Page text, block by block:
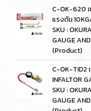
C-OK-620
แรงดัน
SKU :
GAUGE
(Product)
C-OK-TID2
INFALTOR
SKU :
GAUGE